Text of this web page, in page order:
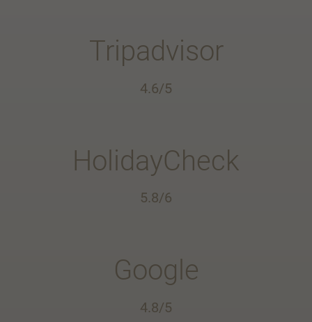
Tripadvisor
4.6/5
HolidayCheck
5.8/6
Google
4.8/5